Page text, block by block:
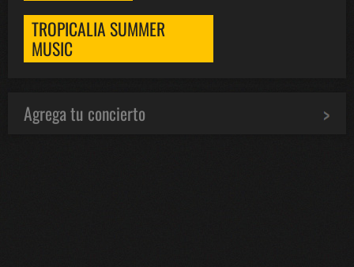
TROPICALIA SUMMER
MUSIC
Agrega tu concierto